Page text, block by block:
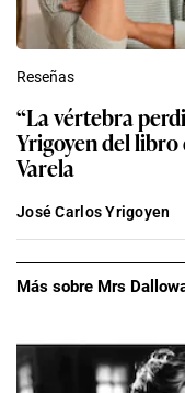
Reseñas
“La vértebra
Yrigoyen del libro
Varela
José Carlos Yrigoyen
Más sobre Mrs